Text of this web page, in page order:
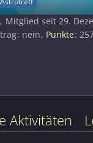
Mitglied seit 29.
nein Punkte
Aktivitäten